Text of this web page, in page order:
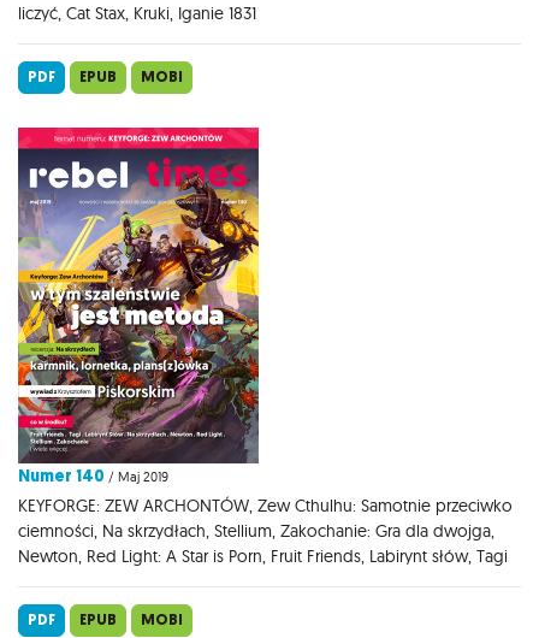
liczyć, Cat Stax, Kruki, Iganie 1831
PDF EPUB MOBI
Numer 140 / Maj 2019
KEYFORGE: ZEW ARCHONTÓW, Zew Cthulhu: Samotnie przeciwko
ciemności, Na skrzydłach, Stellium, Zakochanie: Gra dla dwojga,
Newton, Red Light: A Star is Porn, Fruit Friends, Labirynt słów, Tagi
PDF EPUB MOBI